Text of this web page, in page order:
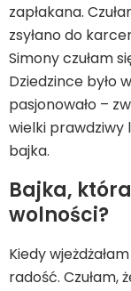
zapłakana.
zsyłano do
Simony czułam
Dziedzince było
pasjonowało –
wielki prawdziwy
bajka.
Bajka,
wolności?
Kiedy
radość. Czułam,